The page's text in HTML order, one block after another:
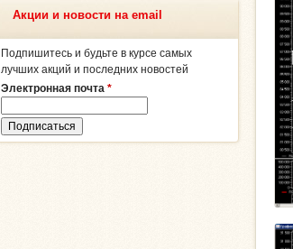
Акции и новости на email
Подпишитесь и будьте в курсе самых
лучших акций и последних новостей
Электронная почта *